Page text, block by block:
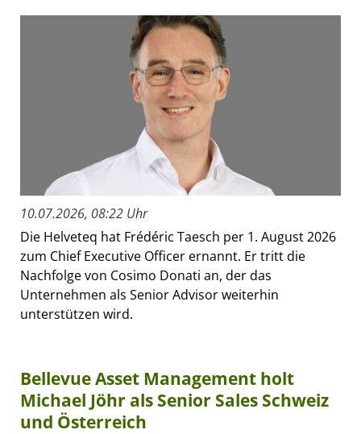
10.07.2026, 08:22 Uhr
Die Helveteq hat Frédéric Taesch per 1. August 2026
zum Chief Executive Officer ernannt. Er tritt die
Nachfolge von Cosimo Donati an, der das
Unternehmen als Senior Advisor weiterhin
unterstützen wird.
Bellevue Asset Management holt
Michael Jöhr als Senior Sales Schweiz
und Österreich